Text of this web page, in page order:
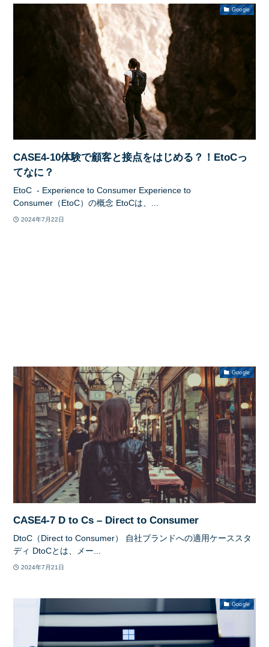
Google
CASE4-10体験で顧客と接点をはじめる？！EtoCっ
てなに？
EtoC - Experience to Consumer Experience to
Consumer（EtoC）の概念 EtoCは、...
2024年7月22日
Google
CASE4-7 D to Cs – Direct to Consumer
DtoC（Direct to Consumer） 自社ブランドへの適用ケーススタ
ディ DtoCとは、メー...
2024年7月21日
Google